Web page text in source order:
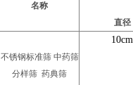
名称
直径
不锈钢标准筛 中药筛
分样筛 药典筛
10cm